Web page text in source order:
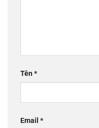
Tên*
Email *